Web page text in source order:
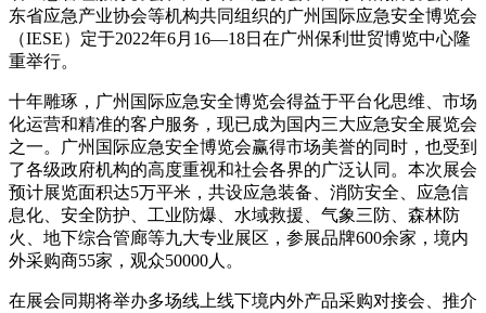
东省应急产业协会等机构共同组织的广州国际应急安全博览会
（IESE）定于2022年6月16—18日在广州保利世贸博览中心隆
重举行。
十年雕琢，广州国际应急安全博览会得益于平台化思维、市场
化运营和精准的客户服务，现已成为国内三大应急安全展览会
之一。广州国际应急安全博览会赢得市场美誉的同时，也受到
了各级政府机构的高度重视和社会各界的广泛认同。本次展会
预计展览面积达5万平米，共设应急装备、消防安全、应急信
息化、安全防护、工业防爆、水域救援、气象三防、森林防
火、地下综合管廊等九大专业展区，参展品牌600余家，境内
外采购商55家，观众50000人。
在展会同期将举办多场线上线下境内外产品采购对接会、推介